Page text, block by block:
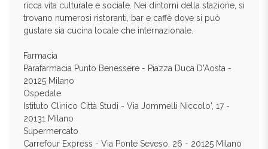
ricca vita culturale e sociale. Nei dintorni della stazione, si
trovano numerosi ristoranti, bar e caffè dove si può
gustare sia cucina locale che internazionale.
Farmacia
Parafarmacia Punto Benessere - Piazza Duca D'Aosta -
20125 Milano
Ospedale
Istituto Clinico Città Studi - Via Jommelli Niccolo', 17 -
20131 Milano
Supermercato
Carrefour Express - Via Ponte Seveso, 26 - 20125 Milano